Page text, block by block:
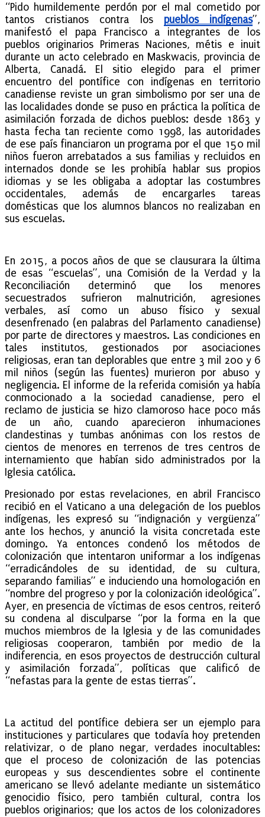
“Pido humildemente perdón por el mal cometido por
tantos cristianos contra los pueblos indígenas”,
manifestó el papa Francisco a integrantes de los
pueblos originarios Primeras Naciones, métis e inuit
durante un acto celebrado en Maskwacis, provincia de
Alberta, Canadá. El sitio elegido para el primer
encuentro del pontífice con indígenas en territorio
canadiense reviste un gran simbolismo por ser una de
las localidades donde se puso en práctica la política de
asimilación forzada de dichos pueblos: desde 1863 y
hasta fecha tan reciente como 1998, las autoridades
de ese país financiaron un programa por el que 150 mil
niños fueron arrebatados a sus familias y recluidos en
internados donde se les prohibía hablar sus propios
idiomas y se les obligaba a adoptar las costumbres
occidentales, además de encargarles tareas
domésticas que los alumnos blancos no realizaban en
sus escuelas.
En 2015, a pocos años de que se clausurara la última
de esas “escuelas”, una Comisión de la Verdad y la
Reconciliación determinó que los menores
secuestrados sufrieron malnutrición, agresiones
verbales, así como un abuso físico y sexual
desenfrenado (en palabras del Parlamento canadiense)
por parte de directores y maestros. Las condiciones en
tales institutos, gestionados por asociaciones
religiosas, eran tan deplorables que entre 3 mil 200 y 6
mil niños (según las fuentes) murieron por abuso y
negligencia. El informe de la referida comisión ya había
conmocionado a la sociedad canadiense, pero el
reclamo de justicia se hizo clamoroso hace poco más
de un año, cuando aparecieron inhumaciones
clandestinas y tumbas anónimas con los restos de
cientos de menores en terrenos de tres centros de
internamiento que habían sido administrados por la
Iglesia católica.
Presionado por estas revelaciones, en abril Francisco
recibió en el Vaticano a una delegación de los pueblos
indígenas, les expresó su “indignación y vergüenza”
ante los hechos, y anunció la visita concretada este
domingo. Ya entonces condenó los métodos de
colonización que intentaron uniformar a los indígenas
“erradicándoles de su identidad, de su cultura,
separando familias” e induciendo una homologación en
“nombre del progreso y por la colonización ideológica”.
Ayer, en presencia de víctimas de esos centros, reiteró
su condena al disculparse “por la forma en la que
muchos miembros de la Iglesia y de las comunidades
religiosas cooperaron, también por medio de la
indiferencia, en esos proyectos de destrucción cultural
y asimilación forzada”, políticas que calificó de
“nefastas para la gente de estas tierras”.
La actitud del pontífice debiera ser un ejemplo para
instituciones y particulares que todavía hoy pretenden
relativizar, o de plano negar, verdades inocultables:
que el proceso de colonización de las potencias
europeas y sus descendientes sobre el continente
americano se llevó adelante mediante un sistemático
genocidio físico, pero también cultural, contra los
pueblos originarios; que los actos de los colonizadores